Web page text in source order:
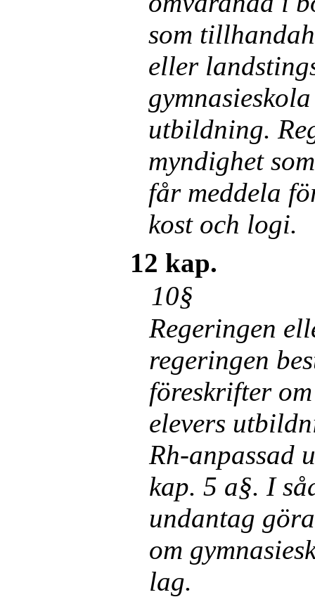
som
eller
utbildning.
myndighet
får meddela
kost och logi.
12 kap.
10§
Regeringen
regeringen
föreskrifter
elevers
Rh-anpassad
kap. 5 a§. I
undantag
om
lag.